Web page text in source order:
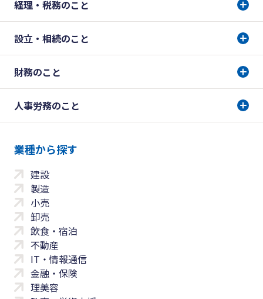
経理・税務のこと
設立・相続のこと
財務のこと
人事労務のこと
業種から探す
建設
製造
小売
卸売
飲食・宿泊
不動産
IT・情報通信
金融・保険
理美容